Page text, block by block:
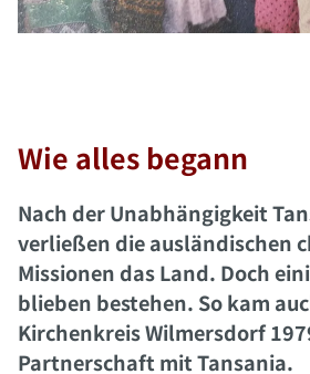
Wie alles begann
Nach der Unabhängigkeit
verließen die ausländischen
Missionen das Land. Doch
blieben bestehen. So kam
Kirchenkreis Wilmersdorf
Partnerschaft mit Tansania.